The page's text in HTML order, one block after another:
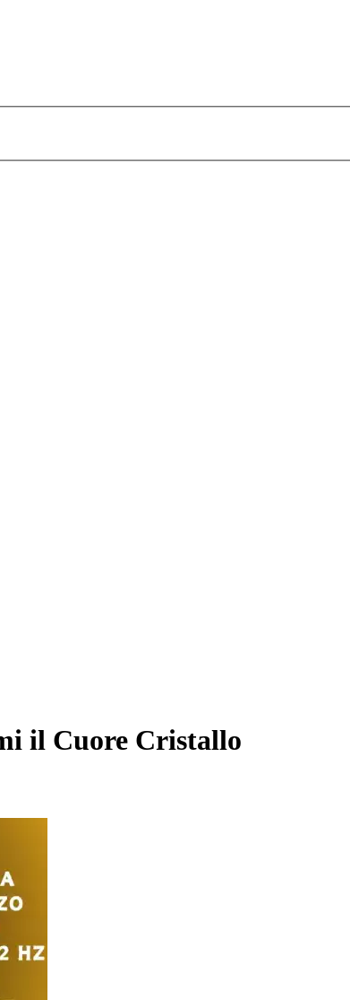
il Cuore Cristallo